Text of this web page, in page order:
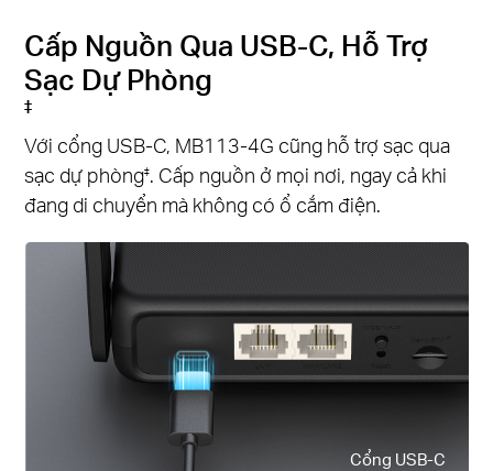
Cấp Nguồn Qua USB-C, Hỗ Trợ
Sạc Dự Phòng
‡
Với cổng USB-C, MB113-4G cũng hỗ trợ sạc qua
sạc dự phòng‡. Cấp nguồn ở mọi nơi, ngay cả khi
đang di chuyển mà không có ổ cắm điện.
Cổng USB-C